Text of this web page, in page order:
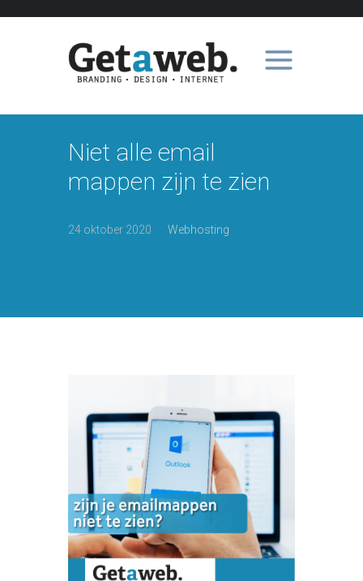
Niet alle email
mappen zijn te zien
24 oktober 2020 Webhosting